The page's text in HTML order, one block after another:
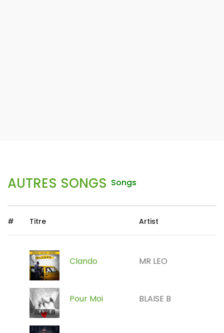
AUTRES SONGS Songs
# Titre Artist
Clando MR LEO
Pour Moi BLAISE B